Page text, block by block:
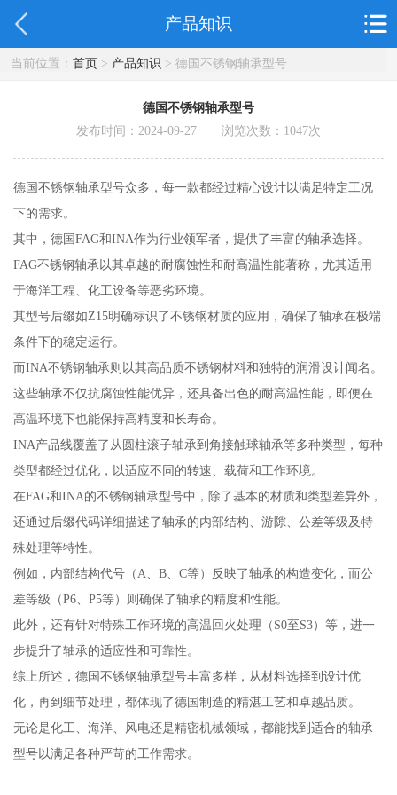
产品知识
当前位置： 首页> 产品知识 > 德国不锈钢轴承型号
德国不锈钢轴承型号
发布时间：2024-09-27 浏览次数： 1047次
德国不锈钢轴承型号众多，每一款都经过精心设计以满足特定工况
下的需求。
其中，德国FAG和INA作为行业领军者，提供了丰富的轴承选择。
FAG不锈钢轴承以其卓越的耐腐蚀性和耐高温性能著称，尤其适用
于海洋工程、化工设备等恶劣环境。
其型号后缀如Z15明确标识了不锈钢材质的应用，确保了轴承在极端
条件下的稳定运行。
而INA不锈钢轴承则以其高品质不锈钢材料和独特的润滑设计闻名。
这些轴承不仅抗腐蚀性能优异，还具备出色的耐高温性能，即便在
高温环境下也能保持高精度和长寿命。
INA产品线覆盖了从圆柱滚子轴承到角接触球轴承等多种类型，每种
类型都经过优化，以适应不同的转速、载荷和工作环境。
在FAG和INA的不锈钢轴承型号中，除了基本的材质和类型差异外，
还通过后缀代码详细描述了轴承的内部结构、游隙、公差等级及特
殊处理等特性。
例如，内部结构代号（A、B、C等）反映了轴承的构造变化，而公
差等级（P6、P5等）则确保了轴承的精度和性能。
此外，还有针对特殊工作环境的高温回火处理（S0至S3）等，进一
步提升了轴承的适应性和可靠性。
综上所述，德国不锈钢轴承型号丰富多样，从材料选择到设计优
化，再到细节处理，都体现了德国制造的精湛工艺和卓越品质。
无论是化工、海洋、风电还是精密机械领域，都能找到适合的轴承
型号以满足各种严苛的工作需求。